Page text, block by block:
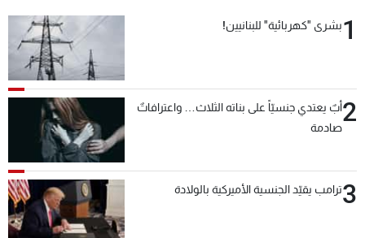
1بشرى "كهربائية" للبنانيين!
2أبٌ يعتدي جنسيّاً على بناته الثلاث… واعترافاتٌ
صادمة
3ترامب يقيّد الجنسية الأميركية بالولادة